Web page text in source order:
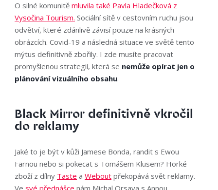
O silné komunitě mluvila také Pavla Hladečková z
Vysočina Tourism. Sociální sítě v cestovním ruchu jsou
odvětví, které zdánlivě závisí pouze na krásných
obrázcích. Covid-19 a následná situace ve světě tento
mýtus definitivně zbořily. I zde musíte pracovat
promyšlenou strategií, která se nemůže opírat jen o
plánování vizuálního obsahu.
Black Mirror definitivně vkročil
do reklamy
Jaké to je být v kůži Jamese Bonda, randit s Ewou
Farnou nebo si pokecat s Tomášem Klusem? Horké
zboží z dílny Taste a Webout překopává svět reklamy.